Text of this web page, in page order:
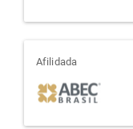
afiliada
Afilidada